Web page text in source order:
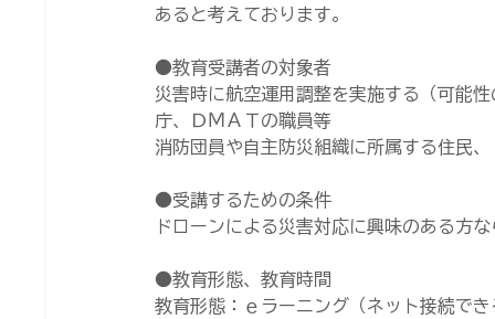
あると考えております。
●教育受講者の対象者
災害時に航空運用調整を実施する（可能
庁、ＤＭＡＴの職員等
消防団員や自主防災組織に所属する住民
●受講するための条件
ドローンによる災害対応に興味のある方
●教育形態、教育時間
教育形態：ｅラーニング（ネット接続で